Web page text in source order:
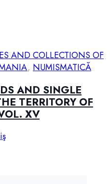
AND COLLECTIONS OF
, NUMISMATICĂ
AND SINGLE
TERRITORY OF
XV